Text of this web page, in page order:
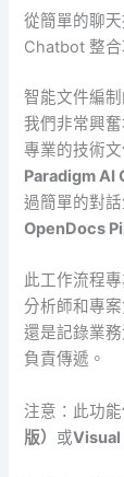
從簡單的聊
Chatbot 整合
智能文件編
我們非常興
專業的技術
Paradigm AI
過簡單的對
OpenDocs
此工作流程
分析師和專
還是記錄業
負責傳遞。
注意：此功
版） 或Visual